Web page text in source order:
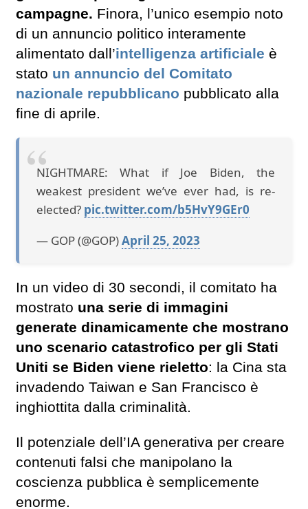
campagne. Finora, l’unico esempio noto
di un annuncio politico interamente
alimentato dall’intelligenza artificiale è
stato un annuncio del Comitato
nazionale repubblicano pubblicato alla
fine di aprile.
NIGHTMARE: What if Joe Biden, the
weakest president we’ve ever had, is re-
elected? pic.twitter.com/b5HvY9GEr0
— GOP (@GOP)April 25, 2023
In un video di 30 secondi, il comitato ha
mostrato una serie di immagini
generate dinamicamente che mostrano
uno scenario catastrofico per gli Stati
Uniti se Biden viene rieletto: la Cina sta
invadendo Taiwan e San Francisco è
inghiottita dalla criminalità.
Il potenziale dell’IA generativa per creare
contenuti falsi che manipolano la
coscienza pubblica è semplicemente
enorme.